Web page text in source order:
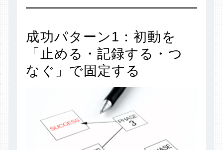
成功パターン1：初動を
「止める・記録する・つ
なぐ」で固定する